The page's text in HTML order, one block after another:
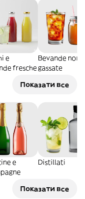
e
fresche
Bevande non
gassate
Показати все
e
Distillati
Показати все